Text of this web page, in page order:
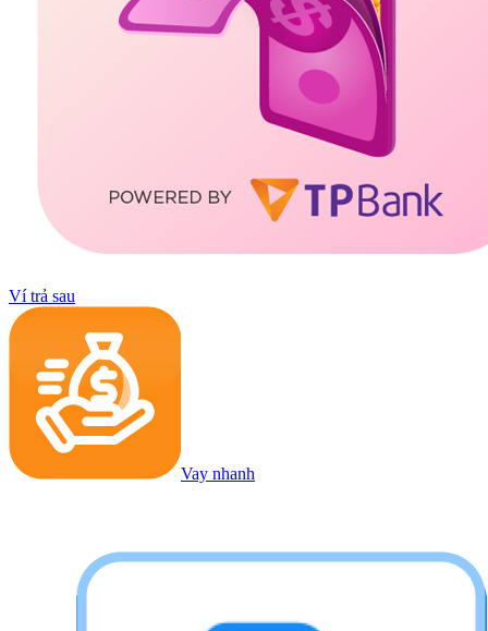
Ví trả sau
Vay nhanh